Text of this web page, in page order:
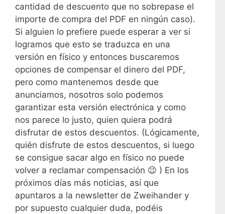
cantidad de descuento que no sobrepase el
importe de compra del PDF en ningún caso).
Si alguien lo prefiere puede esperar a ver si
logramos que esto se traduzca en una
versión en físico y entonces buscaremos
opciones de compensar el dinero del PDF,
pero como mantenemos desde que
anunciamos, nosotros solo podemos
garantizar esta versión electrónica y como
nos parece lo justo, quien quiera podrá
disfrutar de estos descuentos. (Lógicamente,
quién disfrute de estos descuentos, si luego
se consigue sacar algo en físico no puede
volver a reclamar compensación 😉 ) En los
próximos días más noticias, así que
apuntaros a la newsletter de Zweihander y
por supuesto cualquier duda, podéis